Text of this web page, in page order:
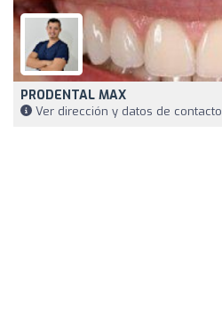
PRODENTAL MAX
Ver dirección y datos de contacto